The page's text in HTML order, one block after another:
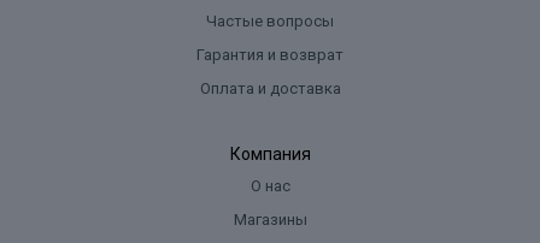
Частые вопросы
Гарантия и возврат
Оплата и доставка
Компания
О нас
Магазины